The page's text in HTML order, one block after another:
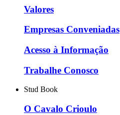
Valores
Empresas Conveniadas
Acesso à Informação
Trabalhe Conosco
Stud Book
O Cavalo Crioulo